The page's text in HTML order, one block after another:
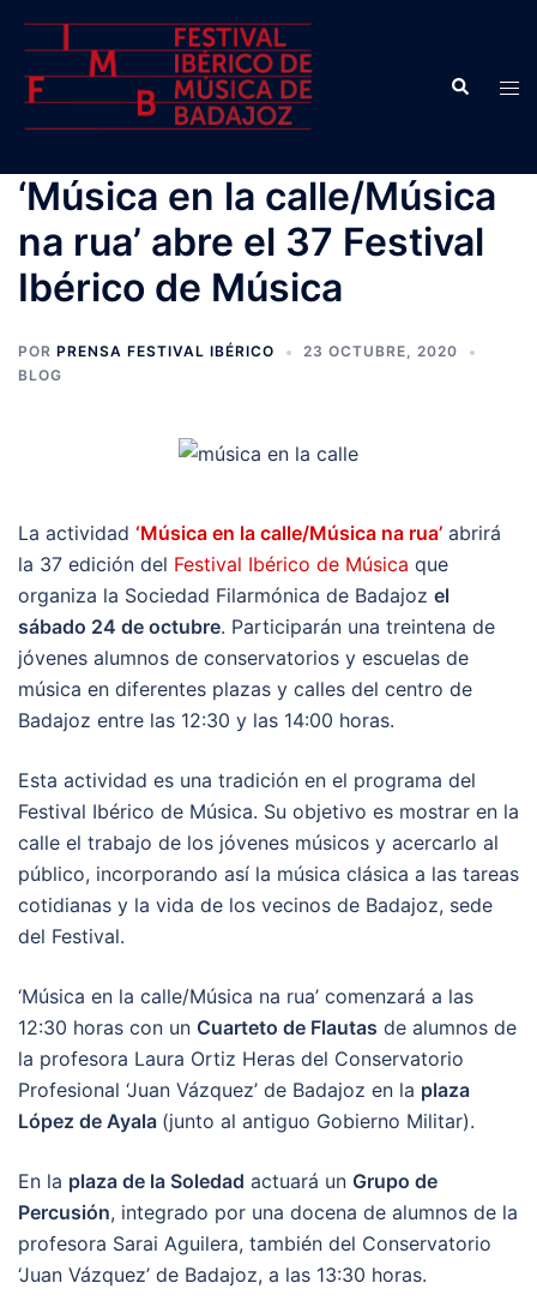
contenido
Buscar
‘Música en la calle/Música
na rua’ abre el 37 Festival
Ibérico de Música
POR PRENSA FESTIVAL IBÉRICO
23 OCTUBRE, 2020
BLOG
La actividad ‘Música en la calle/Música na rua’ abrirá
la 37 edición del Festival Ibérico de Música que
organiza la Sociedad Filarmónica de Badajoz el
sábado 24 de octubre. Participarán una treintena de
jóvenes alumnos de conservatorios y escuelas de
música en diferentes plazas y calles del centro de
Badajoz entre las 12:30 y las 14:00 horas.
Esta actividad es una tradición en el programa del
Festival Ibérico de Música. Su objetivo es mostrar en la
calle el trabajo de los jóvenes músicos y acercarlo al
público, incorporando así la música clásica a las tareas
cotidianas y la vida de los vecinos de Badajoz, sede
del Festival.
‘Música en la calle/Música na rua’ comenzará a las
12:30 horas con un Cuarteto de Flautas de alumnos de
la profesora Laura Ortiz Heras del Conservatorio
Profesional ‘Juan Vázquez’ de Badajoz en la plaza
López de Ayala (junto al antiguo Gobierno Militar).
En la plaza de la Soledad actuará un Grupo de
Percusión, integrado por una docena de alumnos de la
profesora Sarai Aguilera, también del Conservatorio
‘Juan Vázquez’ de Badajoz, a las 13:30 horas.